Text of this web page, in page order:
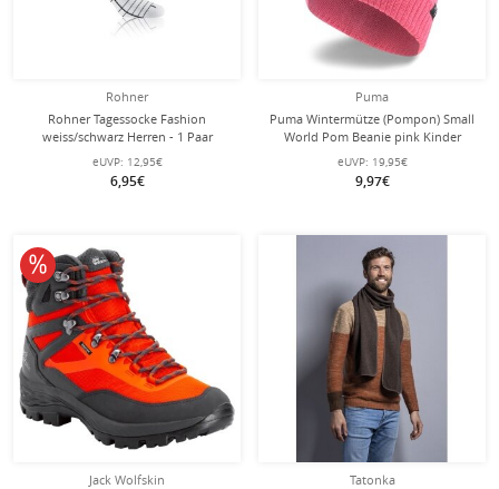
Rohner
Rohner Tagessocke Fashion
weiss/schwarz Herren - 1 Paar
eUVP: 12,95€
6,95€
Puma
Puma Wintermütze (Pompon) Small
World Pom Beanie pink Kinder
eUVP: 19,95€
9,97€
Jack Wolfskin
10% reduziert
Tatonka